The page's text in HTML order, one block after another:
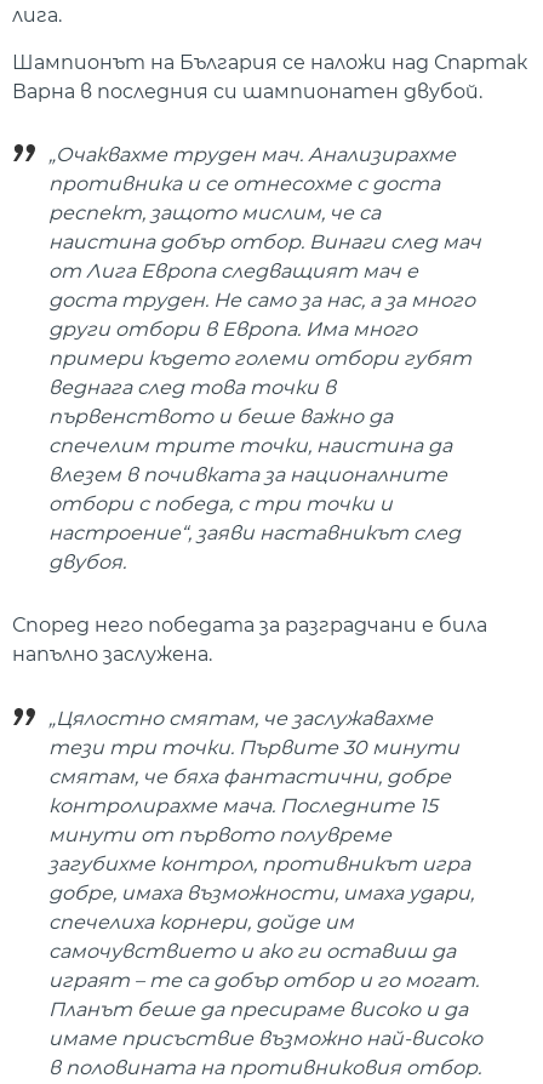
лига.
Шампионът на България се наложи над Спартак
Варна в последния си шампионатен двубой.
„Очаквахме труден мач. Анализирахме
противника и се отнесохме с доста
респект, защото мислим, че са
наистина добър отбор. Винаги след мач
от Лига Европа следващият мач е
доста труден. Не само за нас, а за много
други отбори в Европа. Има много
примери където големи отбори губят
веднага след това точки в
първенството и беше важно да
спечелим трите точки, наистина да
влезем в почивката за националните
отбори с победа, с три точки и
настроение“, заяви наставникът след
двубоя.
Според него победата за разградчани е била
напълно заслужена.
„Цялостно смятам, че заслужавахме
тези три точки. Първите 30 минути
смятам, че бяха фантастични, добре
контролирахме мача. Последните 15
минути от първото полувреме
загубихме контрол, противникът игра
добре, имаха възможности, имаха удари,
спечелиха корнери, дойде им
самочувствието и ако ги оставиш да
играят – те са добър отбор и го могат.
Планът беше да пресираме високо и да
имаме присъствие възможно най-високо
в половината на противниковия отбор.